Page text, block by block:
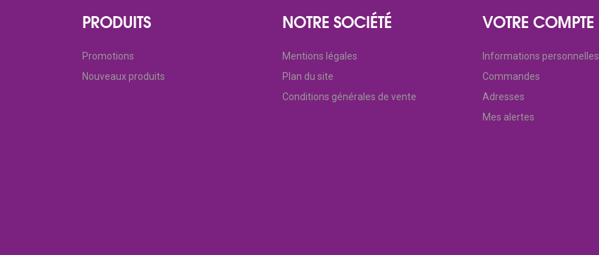
PRODUITS
Promotions
Nouveaux produits
NOTRE SOCIÉTÉ
Mentions légales
Plan du site
Conditions générales de vente
VOTRE COMPTE
Informations personnelles
Commandes
Adresses
Mes alertes